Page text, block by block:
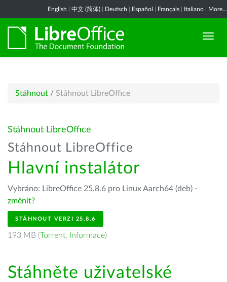
English 中文 (简体) Deutsch Español Français Italiano More...
Stáhnout / Stáhnout LibreOffice
Stáhnout LibreOffice
Stáhnout LibreOffice
Hlavní instalátor
Vybráno: LibreOffice 25.8.6 pro Linux Aarch64 (deb) -
změnit?
STÁHNOUT VERZI 25.8.6
193 MB (Torrent, Informace)
Stáhněte uživatelské